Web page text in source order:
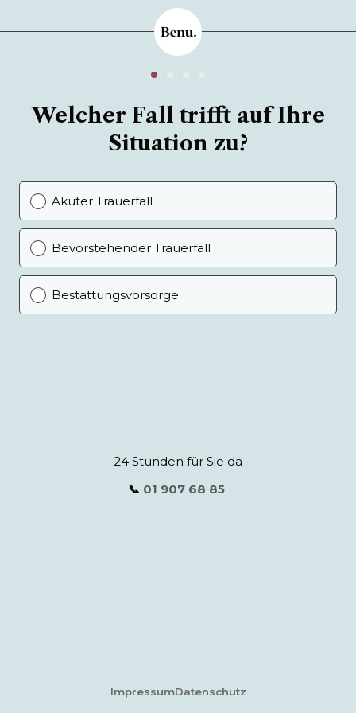
Welcher Fall trifft auf Ihre
Situation zu?
Akuter Trauerfall
Bevorstehender Trauerfall
Bestattungsvorsorge
24 Stunden für Sie da
📞 01 907 68 85
ImpressumDatenschutz